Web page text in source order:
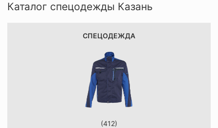
Каталог спецодежды Казань
СПЕЦОДЕЖДА
(412)